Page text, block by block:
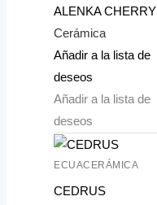
ALENKA CHERRY
Cerámica
Añadir a la lista de
deseos
Añadir a la lista de
deseos
ECUACERÁMICA
CEDRUS